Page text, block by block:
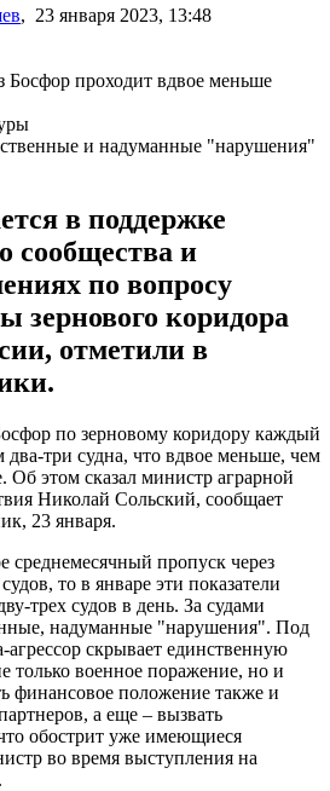
, 23 января 2023, 13:48
и надуманные "нарушения"
в поддержке
сообщества и
по вопросу
зернового коридора
отметили в
по зерновому коридору каждый
два-три судна, что вдвое меньше, чем
Об этом сказал министр аграрной
Николай Сольский, сообщает
23 января.
среднемесячный пропуск через
то в январе эти показатели
трех судов в день. За судами
надуманные "нарушения". Под
скрывает единственную
только военное поражение, но и
финансовое положение также и
а еще – вызвать
обострит уже имеющиеся
во время выступления на